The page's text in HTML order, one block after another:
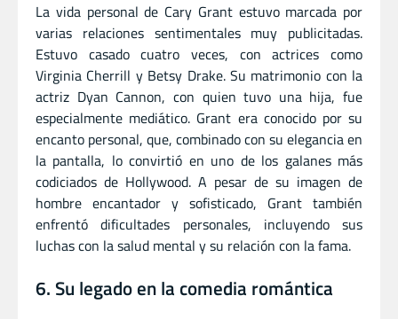
La vida personal de Cary Grant estuvo marcada por
varias relaciones sentimentales muy publicitadas.
Estuvo casado cuatro veces, con actrices como
Virginia Cherrill y Betsy Drake. Su matrimonio con la
actriz Dyan Cannon, con quien tuvo una hija, fue
especialmente mediático. Grant era conocido por su
encanto personal, que, combinado con su elegancia en
la pantalla, lo convirtió en uno de los galanes más
codiciados de Hollywood. A pesar de su imagen de
hombre encantador y sofisticado, Grant también
enfrentó dificultades personales, incluyendo sus
luchas con la salud mental y su relación con la fama.
6. Su legado en la comedia romántica